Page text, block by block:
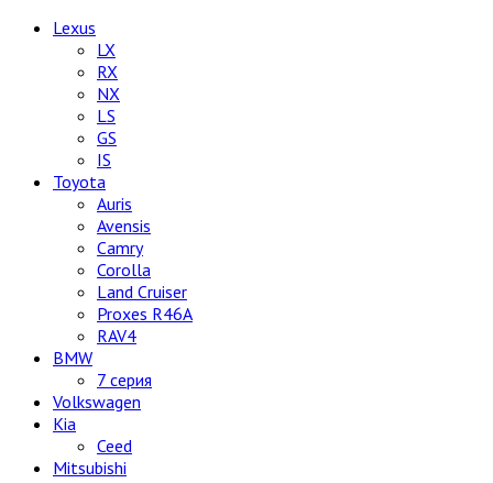
Lexus
LX
RX
NX
LS
GS
IS
Toyota
Auris
Avensis
Camry
Corolla
Land Cruiser
Proxes R46A
RAV4
BMW
7 серия
Volkswagen
Kia
Ceed
Mitsubishi